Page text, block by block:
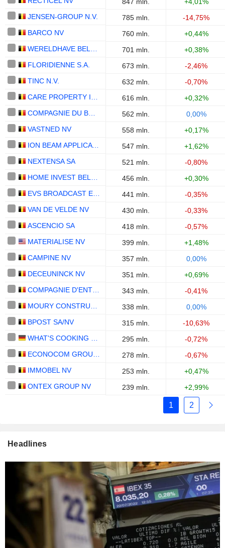
847 mln.
+4,01%
JENSEN-GROUP N.V.
785 mln.
-14,75%
BARCO NV
760 mln.
+0,44%
701 mln.
+0,38%
FLORIDIENNE S.A.
673 mln.
-2,46%
TINC N.V.
632 mln.
-0,70%
616 mln.
+0,32%
562 mln.
0,00%
VASTNED NV
558 mln.
+0,17%
ION BEAM APPLICATIONS, SA
547 mln.
+1,62%
NEXTENSA SA
521 mln.
-0,80%
456 mln.
+0,30%
441 mln.
-0,35%
VAN DE VELDE NV
430 mln.
-0,33%
ASCENCIO SA
418 mln.
-0,57%
MATERIALISE NV
399 mln.
+1,48%
CAMPINE NV
357 mln.
0,00%
DECEUNINCK NV
351 mln.
+0,69%
343 mln.
-0,41%
338 mln.
0,00%
BPOST SA/NV
315 mln.
-10,63%
295 mln.
-0,72%
278 mln.
-0,67%
IMMOBEL NV
253 mln.
+0,47%
ONTEX GROUP NV
239 mln. +2,99%
1 2
Headlines